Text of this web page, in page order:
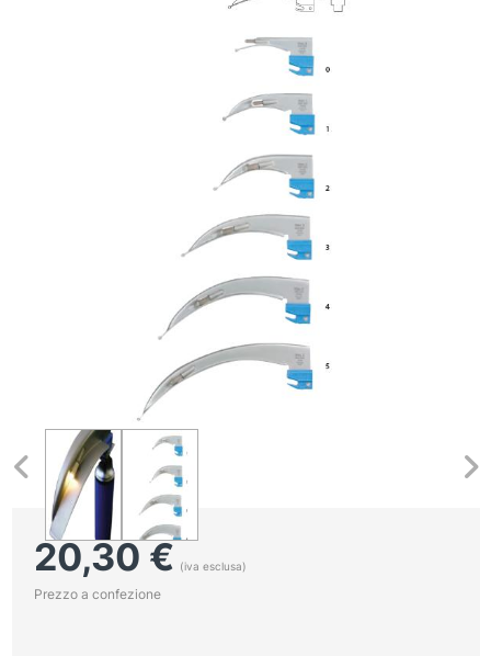
20,30€ (iva esclusa)
Prezzo a confezione